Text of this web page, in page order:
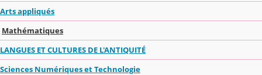
Arts appliqués
Mathématiques
LANGUES ET CULTURES DE L'ANTIQUITÉ
Sciences Numériques et Technologie